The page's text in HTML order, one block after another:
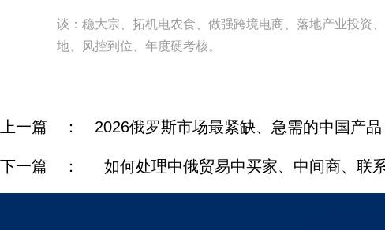
谈：稳大宗、拓机电农食、做强跨境电商、落地产业投资
地、风控到位、年度硬考核。
上一篇 ： 2026俄罗斯市场最紧缺、急需的中国产
下一篇 ： 如何处理中俄贸易中买家、中间商、联